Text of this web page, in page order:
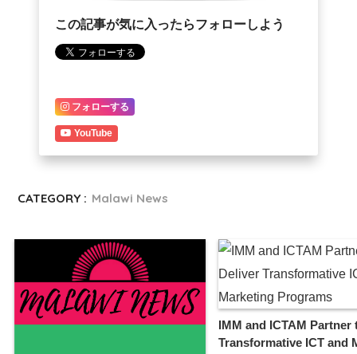
この記事が気に入ったらフォローしよう
フォローする
YouTube
CATEGORY : Malawi News
IMM and ICTAM Partner
Transformative ICT and